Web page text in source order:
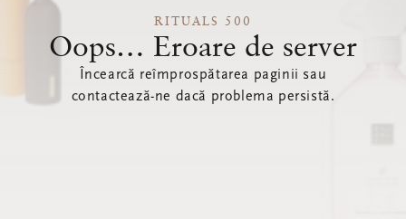
RITUALS 500
Oops… Eroare de server
Încearcă reîmprospătarea paginii sau
contactează-ne dacă problema persistă.